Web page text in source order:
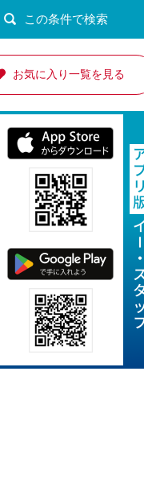
お気に入り一覧を見る